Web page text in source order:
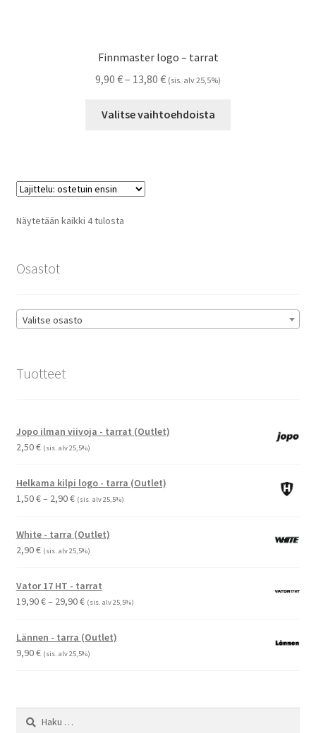
Finnmaster logo – tarrat
9,90 €– 13,80 €Hintaluokka:
-
(sis. alv 25,5%)
Valitse vaihtoehdoista
Näytetään kaikki 4 tulostaSuosituimmat
Osastot
Valitse osasto
Tuotteet
Jopo ilman viivoja - tarrat (Outlet)
2,50€ (sis. alv 25,5%)
Helkama kilpi logo - tarra (Outlet)
1,50€– 2,90€Hintaluokka:
-
2,90 €
(sis. alv 25,5%)
White - tarra (Outlet)
2,90€ (sis. alv 25,5%)
Vator 17 HT - tarrat
19,90€– 29,90€Hintaluokka:
-
29,90 €
(sis. alv 25,5%)
Lännen - tarra (Outlet)
9,90€ (sis. alv 25,5%)
Haku: